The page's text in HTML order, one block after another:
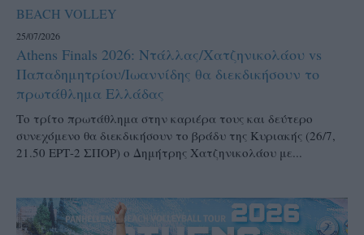
BEACH VOLLEY
25/07/2026
Athens Finals 2026: Ντάλλας/Χατζηνικολάου vs
Παπαδημητρίου/Ιωαννίδης θα διεκδικήσουν το
πρωτάθλημα Ελλάδας
Το τρίτο πρωτάθλημα στην καριέρα τους και δεύτερο
συνεχόμενο θα διεκδικήσουν το βράδυ της Κυριακής (26/7,
21.50 ΕΡΤ-2 ΣΠΟΡ) ο Δημήτρης Χατζηνικολάου με...